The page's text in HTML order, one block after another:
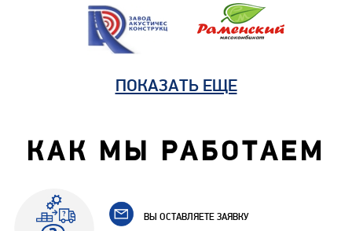
ПОКАЗАТЬ ЕЩЕ
КАК МЫ РАБОТАЕМ
ВЫ ОСТАВЛЯЕТЕ ЗАЯВКУ